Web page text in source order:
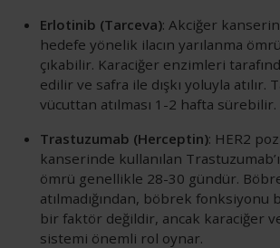
Erlotinib (Tarceva): Akciğer
hedefe yönelik ilacın yarılanma
çıkabilir. Karaciğer enzimleri
edilir ve safra ile dışkı yoluyla atılır.
vücuttan atılması 1-2 hafta sürebilir.
Trastuzumab (Herceptin): HER2
kanserinde kullanılan
ömrü genellikle 28-30 gündür.
atılmadığından, böbrek fonksiyonu
bir faktör değildir, ancak karaciğer ve
sistemi önemli rol oynar.